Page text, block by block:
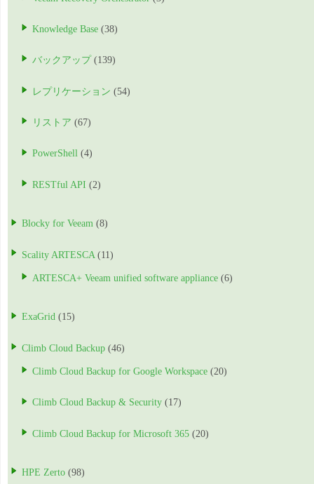
Knowledge Base (38)
バックアップ (139)
レプリケーション (54)
リストア (67)
PowerShell (4)
RESTful API (2)
Blocky for Veeam (8)
Scality ARTESCA (11)
ARTESCA+ Veeam unified software appliance (6)
ExaGrid (15)
Climb Cloud Backup (46)
Climb Cloud Backup for Google Workspace (20)
Climb Cloud Backup & Security (17)
Climb Cloud Backup for Microsoft 365 (20)
HPE Zerto (98)